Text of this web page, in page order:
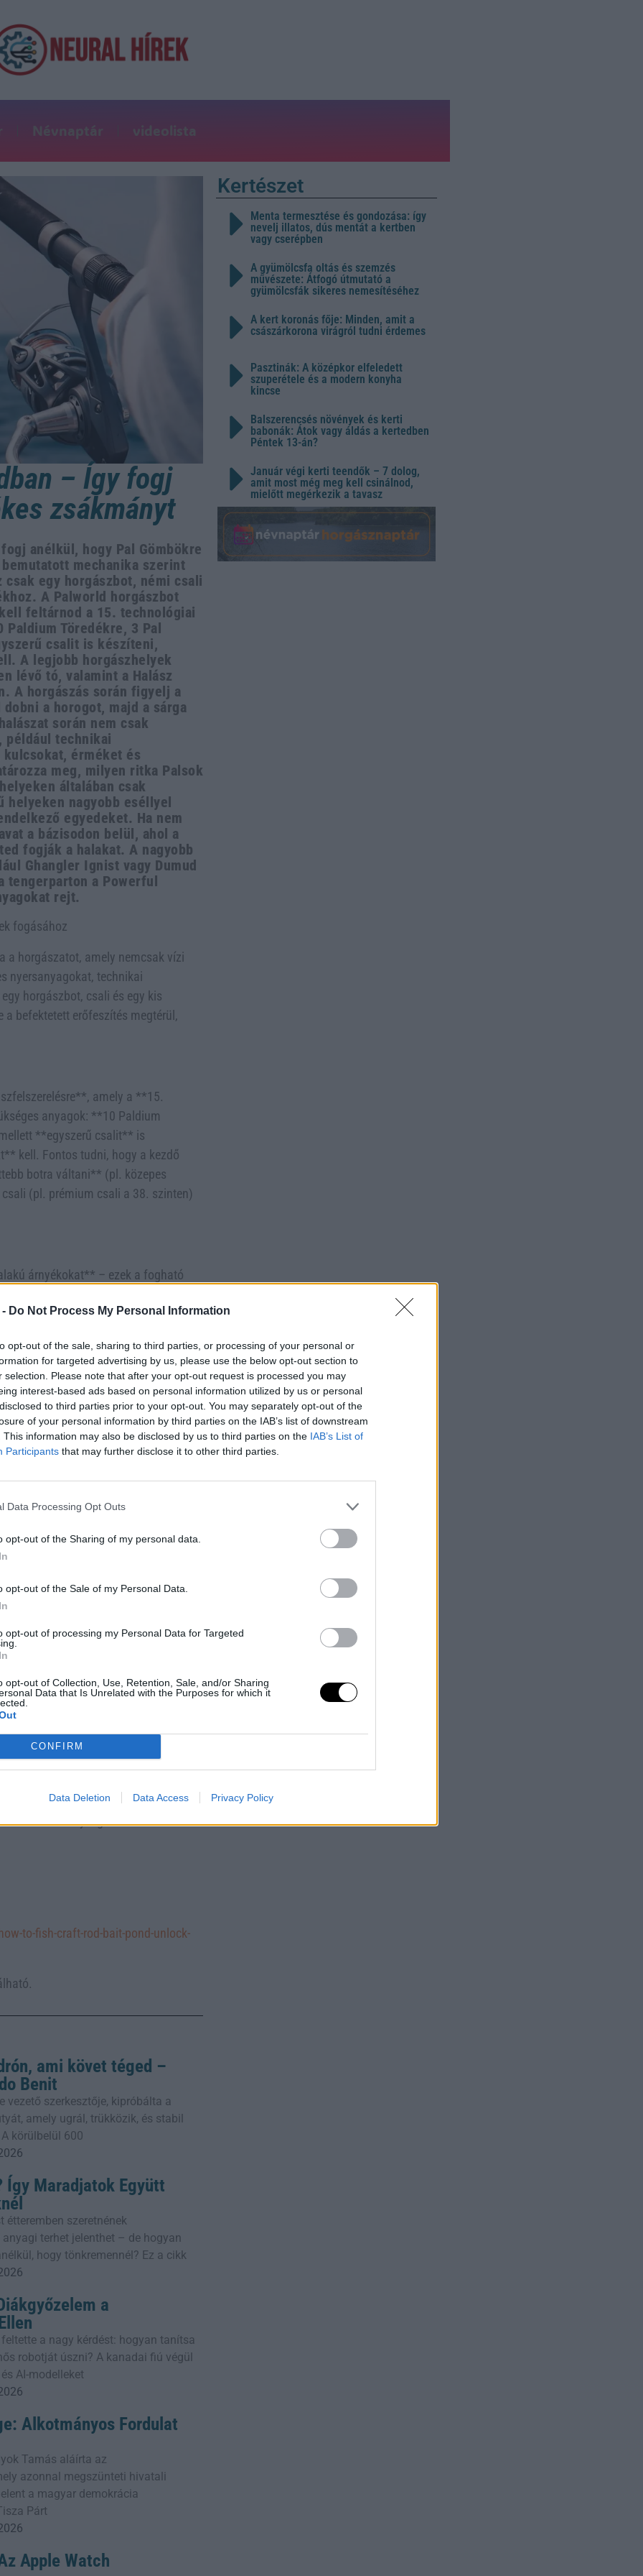
Do Not Process My Personal Information
opt-out of the sale, sharing to third parties, or processing of your personal or
for targeted advertising by us, please use the below opt-out section to
selection. Please note that after your opt-out request is processed you may
interest-based ads based on personal information utilized by us or personal
to third parties prior to your opt-out. You may separately opt-out of the
of your personal information by third parties on the IAB’s list of downstream
This information may also be disclosed by us to third parties on the IAB’s List of
Participants that may further disclose it to other third parties.
Data Processing Opt Outs
opt-out of the Sharing of my personal data.
opt-out of the Sale of my Personal Data.
opt-out of processing my Personal Data for Targeted
opt-out of Collection, Use, Retention, Sale, and/or Sharing
Data that Is Unrelated with the Purposes for which it
CONFIRM
Data Deletion Data Access Privacy Policy
Névnaptár videolista
– Így fogj
zsákmányt
anélkül, hogy Pal Gömbökre
mechanika szerint
egy horgászbot, némi csali
A Palworld horgászbot
feltárnod a 15. technológiai
Töredékre, 3 Pal
csalit is készíteni,
A legjobb horgászhelyek
lévő tó, valamint a Halász
A horgászás során figyelj a
a horogot, majd a sárga
során nem csak
például technikai
érméket és
meg, milyen ritka Palsok
általában csak
helyeken nagyobb eséllyel
egyedeket. Ha nem
a bázisodon belül, ahol a
fogják a halakat. A nagyobb
Ghangler Ignist vagy Dumud
tengerparton a Powerful
rejt.
fogásához
a horgászatot, amely nemcsak vízi
nyersanyagokat, technikai
horgászbot, csali és egy kis
befektetett erőfeszítés megtérül,
amely a **15.
anyagok: **10 Paldium
**egyszerű csalit** is
kell. Fontos tudni, hogy a kezdő
botra váltani** (pl. közepes
(pl. prémium csali a 38. szinten)
árnyékokat** – ezek a fogható
vagy LT) irányítsd a zöld
RT). Amint a hal harap, egy sárga
egy minijáték következik, ahol a
zöld területen belül tartani, a mérő
könnyebbé teszik a fogást,
befolyásolja a fogható Pals és
környékén kezdeni, míg a
mester horgászhelyeit kereshetik. A
Alfa Pals-t, a **zöld
az állomásodon (31.
helyetted. A nagy horgásztó (55.
kiválaszthatod, hogy kicsi,
a fogott Pal fajtáját (pl. Fuack,
található úszó hulladékokból
jó!) és a horgászbotra lesz
próbálhatod meg megszerezni a
tevékenység a Palworldban –
to-fish-craft-rod-bait-pond-unlock-
ami követ téged –
Benit
vezető szerkesztője, kipróbálta a
amely ugrál, trükközik, és stabil
körülbelül 600
Így Maradjatok Együtt
étteremben szeretnének
terhet jelenthet – de hogyan
hogy tönkremennél? Ez a cikk
a
a nagy kérdést: hogyan tanítsa
robotját úszni? A kanadai fiú végül
AI-modelleket
Alkotmányos Fordulat
Tamás aláírta az
azonnal megszünteti hivatali
a magyar demokrácia
Párt
Apple Watch
Kertészet
Menta termesztése és gondozása: így
nevelj illatos, dús mentát a kertben
vagy cserépben
A gyümölcsfa oltás és szemzés
művészete: Átfogó útmutató a
gyümölcsfák sikeres nemesítéséhez
A kert koronás fője: Minden, amit a
császárkorona virágról tudni érdemes
Pasztinák: A középkor elfeledett
szuperétele és a modern konyha
kincse
Balszerencsés növények és kerti
babonák: Átok vagy áldás a kertedben
Péntek 13-án?
Január végi kerti teendők – 7 dolog,
amit most még meg kell csinálnod,
mielőtt megérkezik a tavasz